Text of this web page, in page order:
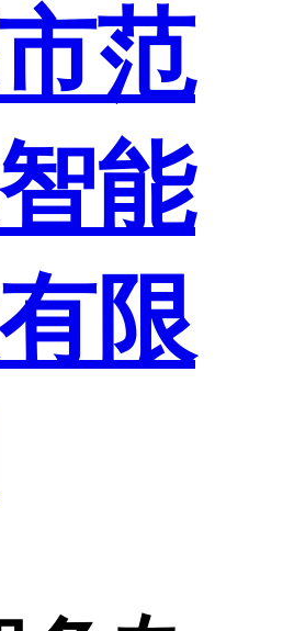
范
能
限